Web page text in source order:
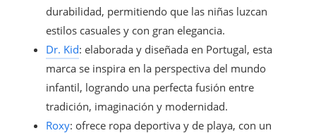
durabilidad, permitiendo que las niñas luzcan
estilos casuales y con gran elegancia.
Dr. Kid: elaborada y diseñada en Portugal, esta
marca se inspira en la perspectiva del mundo
infantil, logrando una perfecta fusión entre
tradición, imaginación y modernidad.
Roxy: ofrece ropa deportiva y de playa, con un